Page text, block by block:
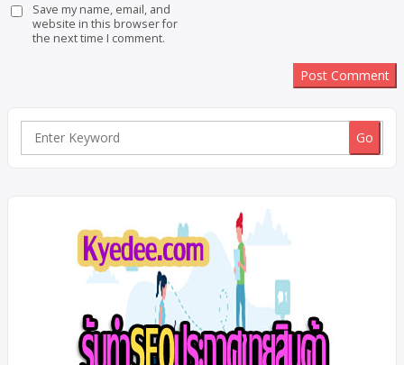
Save my name, email, and
website in this browser for
the next time I comment.
Search